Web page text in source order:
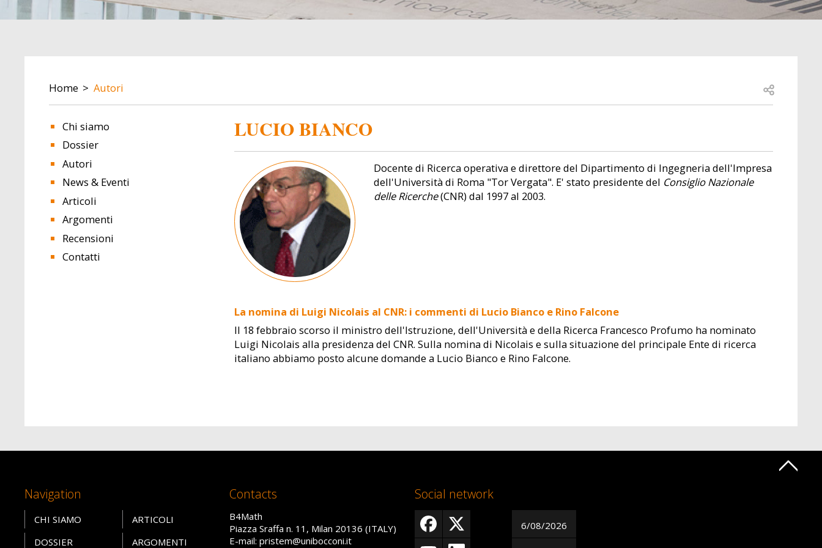
BREADCRUMB
Home Autori Open share
Chi siamo
Dossier
Autori
News & Eventi
Articoli
Argomenti
Recensioni
Contatti
LUCIO BIANCO
Image
Docente di Ricerca operativa e direttore del Dipartimento di Ingegneria dell'Impresa
dell'Università di Roma "Tor Vergata". E' stato presidente del Consiglio Nazionale
delle Ricerche(CNR)dal 1997 al 2003.
La nomina di Luigi Nicolais al CNR: i commenti di Lucio Bianco e Rino Falcone
Il 18 febbraio scorso il ministro dell'Istruzione, dell'Università e della Ricerca Francesco Profumo ha nominato
Luigi Nicolais alla presidenza del CNR. Sulla nomina di Nicolais e sulla situazione del principale Ente di ricerca
italiano abbiamo posto alcune domande a Lucio Bianco e Rino Falcone.
Navigation
CHI SIAMO
DOSSIER
ARTICOLI
ARGOMENTI
Contacts
B4Math
Piazza Sraffa n. 11, Milan 20136 (ITALY)
E-mail: pristem@unibocconi.it
Social network
6/08/2026